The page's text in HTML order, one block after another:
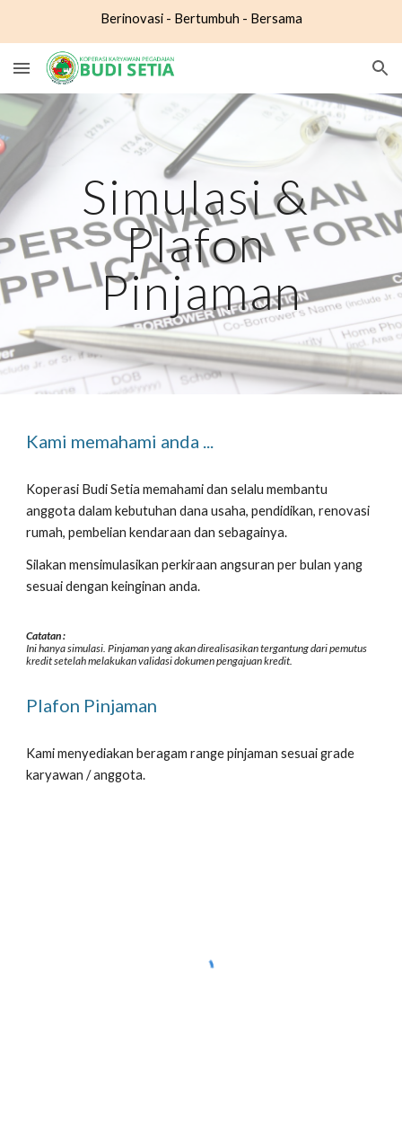
Berinovasi - Bertumbuh - Bersama
Simulasi &
Plafon
Pinjaman
Kami memahami anda ...
Koperasi Budi Setia memahami dan selalu membantu
anggota dalam kebutuhan dana usaha, pendidikan, renovasi
rumah, pembelian kendaraan dan sebagainya.
Silakan mensimulasikan perkiraan angsuran per bulan yang
sesuai dengan keinginan anda.
Catatan :
Ini hanya simulasi. Pinjaman yang akan direalisasikan tergantung dari pemutus
kredit setelah melakukan validasi dokumen pengajuan kredit.
Plafon Pinjaman
Kami menyediakan beragam range pinjaman sesuai grade
karyawan / anggota.